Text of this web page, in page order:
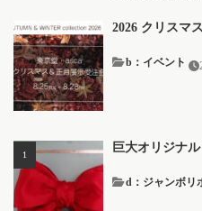
2026 クリスマ
b：イベント
巨大オリジナ
d：ジャンボリ